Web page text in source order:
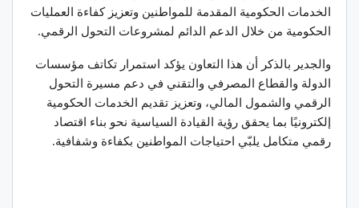
الخدمات الحكومية المقدمة للمواطنين وتعزيز كفاءة العمليات
الحكومية من خلال الدعم الدائم لمشروعات التحول الرقمي.
والجدير بالذكر أن هذا التعاون يؤكد استمرار تكاتف مؤسسات
الدولة والقطاع المصرفي والتقني في دعم مسيرة التحول
الرقمي والشمول المالي، وتعزيز تقديم الخدمات الحكومية
إلكترونيًا بما يحقق رؤية القيادة السياسية نحو بناء اقتصاد
رقمي متكامل يلبّي احتياجات المواطنين بكفاءة وشفافية.